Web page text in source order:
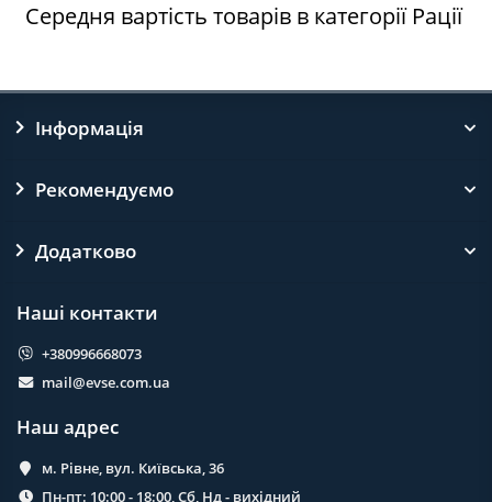
Середня вартість товарів в категорії Рації
Інформація
Рекомендуємо
Додатково
Наші контакти
+380996668073
mail@evse.com.ua
Наш адрес
м. Рівне, вул. Київська, 36
Пн-пт: 10:00 - 18:00, Сб, Нд - вихідний